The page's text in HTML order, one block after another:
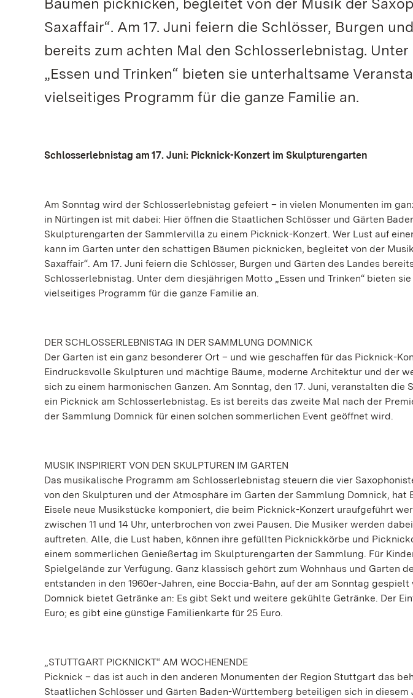
Saxaffair“. Am 17. Juni feiern die Schlösser, Burgen
bereits zum achten Mal den Schlosserlebnistag.
„Essen und Trinken“ bieten sie unterhaltsame
vielseitiges Programm für die ganze Familie an.
Schlosserlebnistag am 17. Juni: Picknick-Konzert im Skulpturengarten
Am Sonntag wird der Schlosserlebnistag gefeiert – in vielen Monumenten im
in Nürtingen ist mit dabei: Hier öffnen die Staatlichen Schlösser und Gärten
Skulpturengarten der Sammlervilla zu einem Picknick-Konzert. Wer Lust auf
kann im Garten unter den schattigen Bäumen picknicken, begleitet von der
Saxaffair“. Am 17. Juni feiern die Schlösser, Burgen und Gärten des Landes
Schlosserlebnistag. Unter dem diesjährigen Motto „Essen und Trinken“ bieten
vielseitiges Programm für die ganze Familie an.
DER SCHLOSSERLEBNISTAG IN DER SAMMLUNG DOMNICK
Der Garten ist ein ganz besonderer Ort – und wie geschaffen für das Picknick-
Eindrucksvolle Skulpturen und mächtige Bäume, moderne Architektur und der
sich zu einem harmonischen Ganzen. Am Sonntag, den 17. Juni, veranstalten
ein Picknick am Schlosserlebnistag. Es ist bereits das zweite Mal nach der
der Sammlung Domnick für einen solchen sommerlichen Event geöffnet wird.
MUSIK INSPIRIERT VON DEN SKULPTUREN IM GARTEN
Das musikalische Programm am Schlosserlebnistag steuern die vier
von den Skulpturen und der Atmosphäre im Garten der Sammlung Domnick, hat
Eisele neue Musikstücke komponiert, die beim Picknick-Konzert uraufgeführt
zwischen 11 und 14 Uhr, unterbrochen von zwei Pausen. Die Musiker werden
auftreten. Alle, die Lust haben, können ihre gefüllten Picknickkörbe und
einem sommerlichen Genießertag im Skulpturengarten der Sammlung. Für
Spielgelände zur Verfügung. Ganz klassisch gehört zum Wohnhaus und Garten
entstanden in den 1960er-Jahren, eine Boccia-Bahn, auf der am Sonntag
Domnick bietet Getränke an: Es gibt Sekt und weitere gekühlte Getränke. Der
Euro; es gibt eine günstige Familienkarte für 25 Euro.
„STUTTGART PICKNICKT“ AM WOCHENENDE
Picknick – das ist auch in den anderen Monumenten der Region Stuttgart das
Staatlichen Schlösser und Gärten Baden-Württemberg beteiligen sich in diesem